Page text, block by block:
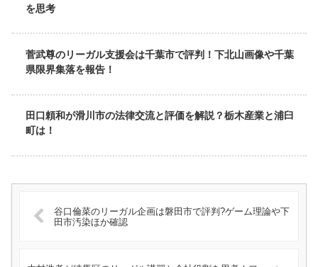
を思考
菅武尊のリーガル支援会は千葉市で評判！下北山画像や千葉
県限界集落を報告！
田口頼和が滑川市の法律交流と評価を解説？栃木産業と浦臼
町は！
谷口倫菜のリーガル企画は磐田市で評判?ゲーム理論や下
田市汚染ほか確認